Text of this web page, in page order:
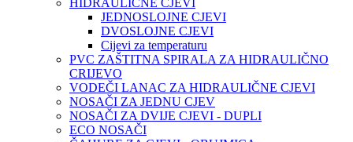
HIDRAULIČNE CJEVI
JEDNOSLOJNE CJEVI
DVOSLOJNE CJEVI
Cijevi za temperaturu
PVC ZAŠTITNA SPIRALA ZA HIDRAULIČNO
CRIJEVO
VODEČI LANAC ZA HIDRAULIČNE CJEVI
NOSAČI ZA JEDNU CJEV
NOSAČI ZA DVIJE CJEVI - DUPLI
ECO NOSAČI